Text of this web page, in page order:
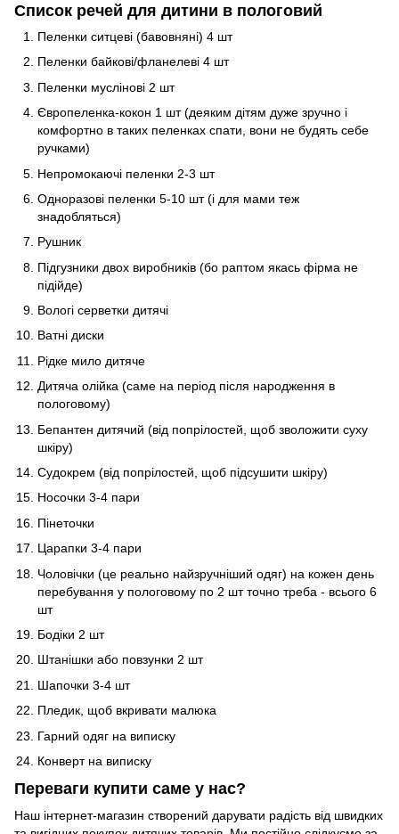
Список речей для дитини в пологовий
Пеленки ситцеві (бавовняні) 4 шт
Пеленки байкові/фланелеві 4 шт
Пеленки муслінові 2 шт
Європеленка-кокон 1 шт (деяким дітям дуже зручно і
комфортно в таких пеленках спати, вони не будять себе
ручками)
Непромокаючі пеленки 2-3 шт
Одноразові пеленки 5-10 шт (і для мами теж
знадобляться)
Рушник
Підгузники двох виробників (бо раптом якась фірма не
підійде)
Вологі серветки дитячі
Ватні диски
Рідке мило дитяче
Дитяча олійка (саме на період після народження в
пологовому)
Бепантен дитячий (від попрілостей, щоб зволожити суху
шкіру)
Судокрем (від попрілостей, щоб підсушити шкіру)
Носочки 3-4 пари
Пінеточки
Царапки 3-4 пари
Чоловічки (це реально найзручніший одяг) на кожен день
перебування у пологовому по 2 шт точно треба - всього 6
шт
Бодіки 2 шт
Штанішки або повзунки 2 шт
Шапочки 3-4 шт
Пледик, щоб вкривати малюка
Гарний одяг на виписку
Конверт на виписку
Переваги купити саме у нас?
Наш інтернет-магазин створений дарувати радість від швидких